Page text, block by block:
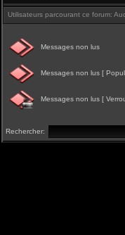
Utilisateurs parcourant ce forum:
Messages non lus
Messages non lus [
Messages non lus [
Rechercher: